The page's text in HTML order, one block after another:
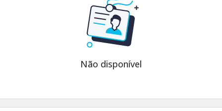
Não disponível